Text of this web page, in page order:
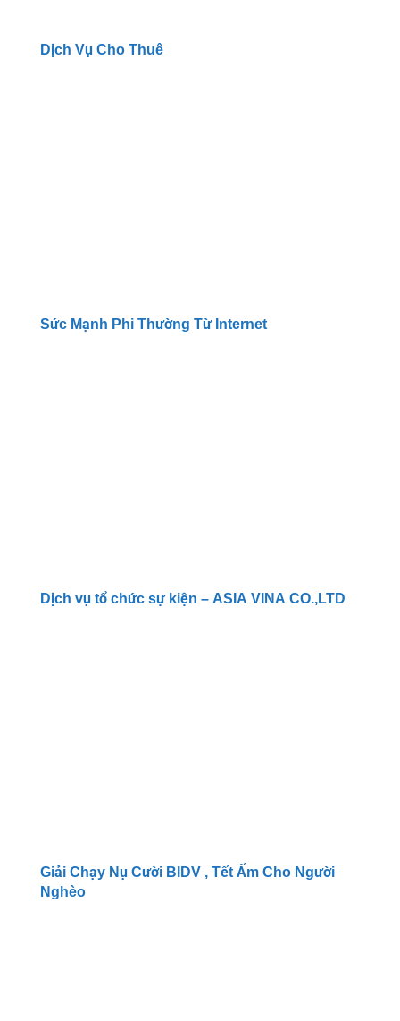
Dịch Vụ Cho Thuê
Sức Mạnh Phi Thường Từ Internet
Dịch vụ tổ chức sự kiện – ASIA VINA CO.,LTD
Giải Chạy Nụ Cười BIDV , Tết Ấm Cho Người
Nghèo